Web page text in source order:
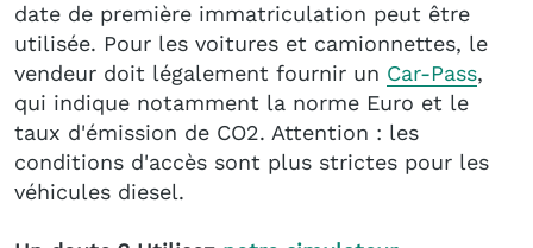
date de première immatriculation peut être
utilisée. Pour les voitures et camionnettes, le
vendeur doit légalement fournir un Car-Pass,
qui indique notamment la norme Euro et le
taux d'émission de CO2. Attention : les
conditions d'accès sont plus strictes pour les
véhicules diesel.